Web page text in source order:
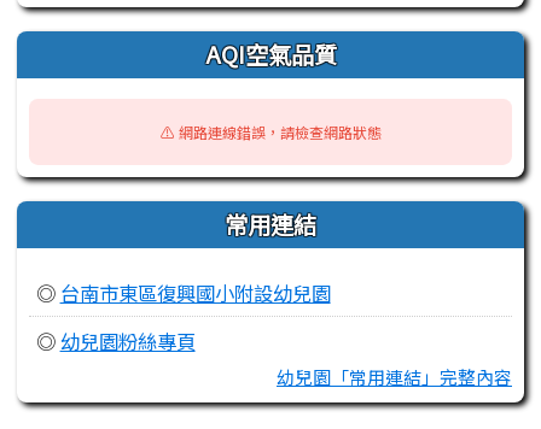
AQI空氣品質
⚠️ 網路連線錯誤，請檢查網路狀態
常用連結
◎ 台南市東區復興國小附設幼兒園
◎ 幼兒園粉絲專頁
幼兒園「常用連結」完整內容